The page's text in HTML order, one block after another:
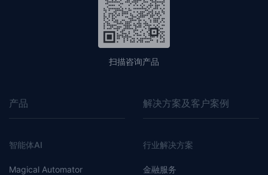
扫描咨询产品
产品
智能体AI
Magical Automator
解决方案及客户案例
行业解决方案
金融服务